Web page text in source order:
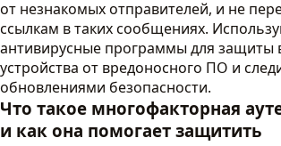
от незнакомых отправителей, и не
ссылкам в таких сообщениях.
антивирусные программы для защиты
устройства от вредоносного ПО и
обновлениями безопасности.
Что такое многофакторная
и как она помогает защитить